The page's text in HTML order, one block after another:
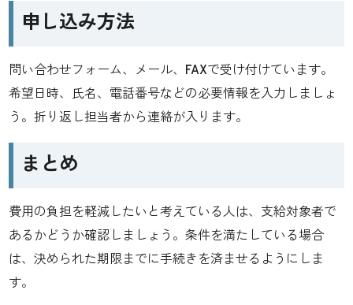
申し込み方法
問い合わせフォーム、メール、FAXで受け付けています。
希望日時、氏名、電話番号などの必要情報を入力しましょ
う。折り返し担当者から連絡が入ります。
まとめ
費用の負担を軽減したいと考えている人は、支給対象者で
あるかどうか確認しましょう。条件を満たしている場合
は、決められた期限までに手続きを済ませるようにしま
す。